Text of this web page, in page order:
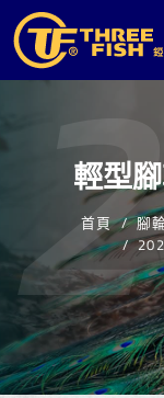
輕型
首頁 腳
2